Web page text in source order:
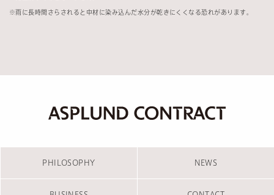
※ 雨に長時間さらされると中材に染み込んだ水分が乾きにくくなる恐れがあります。
PHILOSOPHY NEWS